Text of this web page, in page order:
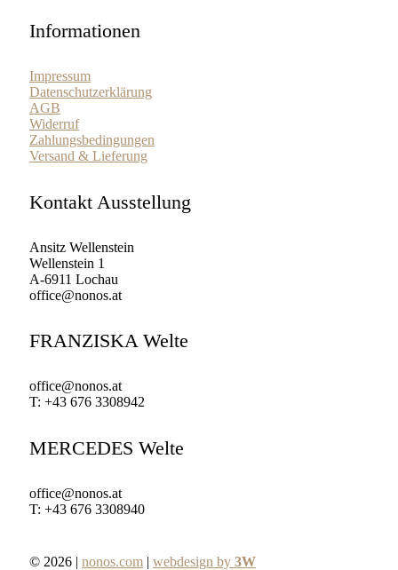
Informationen
Impressum
Datenschutzerklärung
AGB
Widerruf
Zahlungsbedingungen
Versand & Lieferung
Kontakt Ausstellung
Ansitz Wellenstein
Wellenstein 1
A-6911 Lochau
office@nonos.at
FRANZISKA Welte
office@nonos.at
T: +43 676 3308942
MERCEDES Welte
office@nonos.at
T: +43 676 3308940
© 2026 | nonos.com | webdesign by 3W